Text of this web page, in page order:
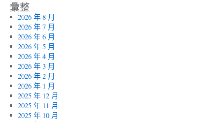
彙整
2026 年 8 月
2026 年 7 月
2026 年 6 月
2026 年 5 月
2026 年 4 月
2026 年 3 月
2026 年 2 月
2026 年 1 月
2025 年 12 月
2025 年 11 月
2025 年 10 月